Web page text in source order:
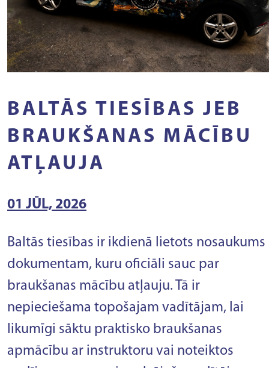
BALTĀS TIESĪBAS JEB
BRAUKŠANAS MĀCĪBU
ATĻAUJA
01 JŪL, 2026
Baltās tiesības ir ikdienā lietots nosaukums
dokumentam, kuru oficiāli sauc par
braukšanas mācību atļauju. Tā ir
nepieciešama topošajam vadītājam, lai
likumīgi sāktu praktisko braukšanas
apmācību ar instruktoru vai noteiktos